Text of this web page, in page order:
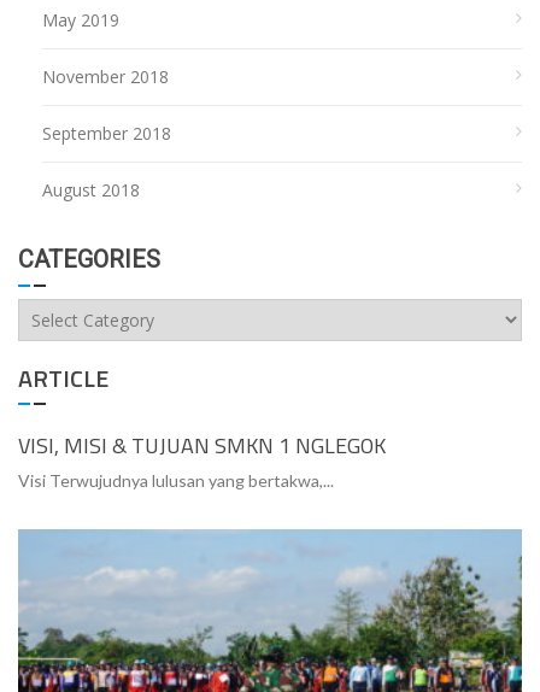
May 2019
November 2018
September 2018
August 2018
CATEGORIES
Categories
ARTICLE
VISI, MISI & TUJUAN SMKN 1 NGLEGOK
Visi Terwujudnya lulusan yang bertakwa,...